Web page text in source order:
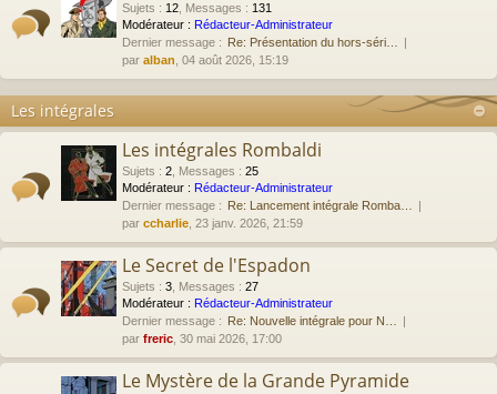
Sujets : 12 Messages : 131
Modérateur : Rédacteur-Administrateur
Dernier message : Re: Présentation du hors-séri…
par alban , 04 août 2026, 15:19
Les intégrales
Les intégrales Rombaldi
Sujets : 2 Messages : 25
Modérateur : Rédacteur-Administrateur
Dernier message : Re: Lancement intégrale Romba…
par ccharlie , 23 janv. 2026, 21:59
Le Secret de l'Espadon
Sujets : 3 Messages : 27
Modérateur : Rédacteur-Administrateur
Dernier message : Re: Nouvelle intégrale pour N…
par freric , 30 mai 2026, 17:00
Le Mystère de la Grande Pyramide